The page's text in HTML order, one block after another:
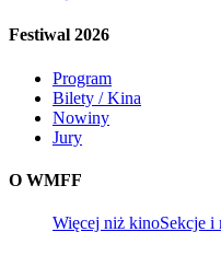
Festiwal 2026
Program
Bilety / Kina
Nowiny
Jury
O WMFF
Więcej niż kinoSekcje i